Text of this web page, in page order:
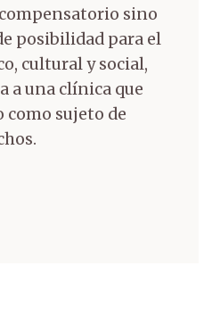
sino
posibilidad para el
cultural y social,
a una clínica que
como sujeto de